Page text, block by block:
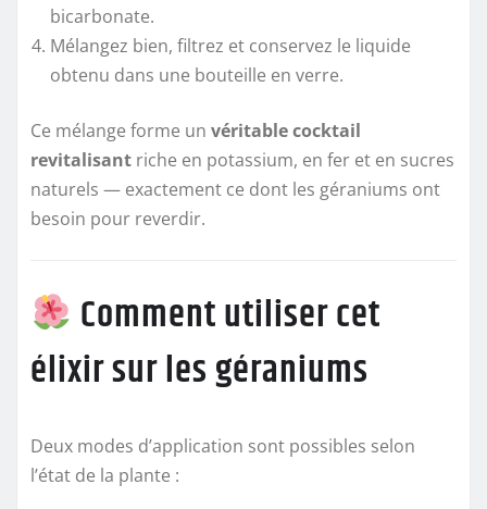
bicarbonate.
Mélangez bien, filtrez et conservez le liquide
obtenu dans une bouteille en verre.
Ce mélange forme un véritable cocktail
revitalisant riche en potassium, en fer et en sucres
naturels — exactement ce dont les géraniums ont
besoin pour reverdir.
Comment utiliser cet
élixir sur les géraniums
Deux modes d’application sont possibles selon
l’état de la plante :